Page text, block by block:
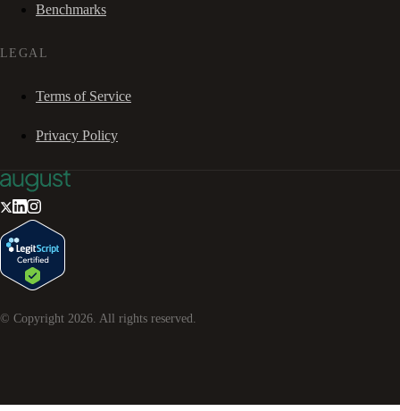
Benchmarks
LEGAL
Terms of Service
Privacy Policy
© Copyright 2026. All rights reserved.